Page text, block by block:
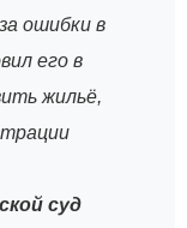
ошибки в
его в
жильё,
суд